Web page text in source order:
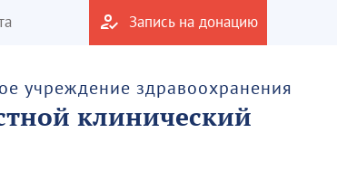
Запись на донацию
учреждение здравоохранения
клинический